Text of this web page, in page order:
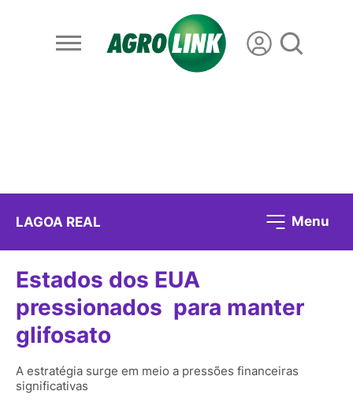
LAGOA REAL Menu
Estados dos EUA
pressionados para manter
glifosato
A estratégia surge em meio a pressões financeiras
significativas